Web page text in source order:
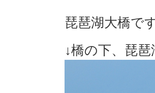
琵琶湖大橋で
↓橋の下、琵